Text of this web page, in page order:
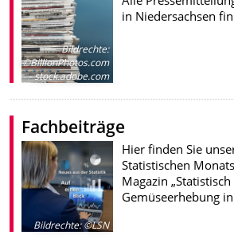
Bildrechte:
©BillionPhotos.com
- stock.adobe.com
in Niedersachsen
Fachbeiträge
Bildrechte:©LSN
Hier finden Sie
Statistischen
Magazin
Gemüseerhebung